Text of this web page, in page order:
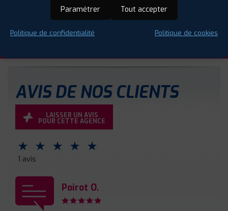
Réglage Géométrie Classique agricole non laser
AVIS DE NOS CLIENTS
LAISSER UN AVIS
POUR CETTE AGENCE
⋆ ⋆ ⋆ ⋆ ⋆
1 avis
Poirot O.
Paramétrer Tout accepter
Politique de confidentialité Politique de cookies